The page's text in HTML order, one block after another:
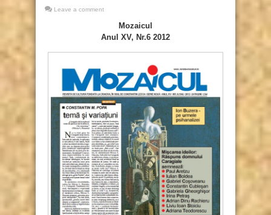
Leave a comment
Mozaicul
Anul XV, Nr.6 2012